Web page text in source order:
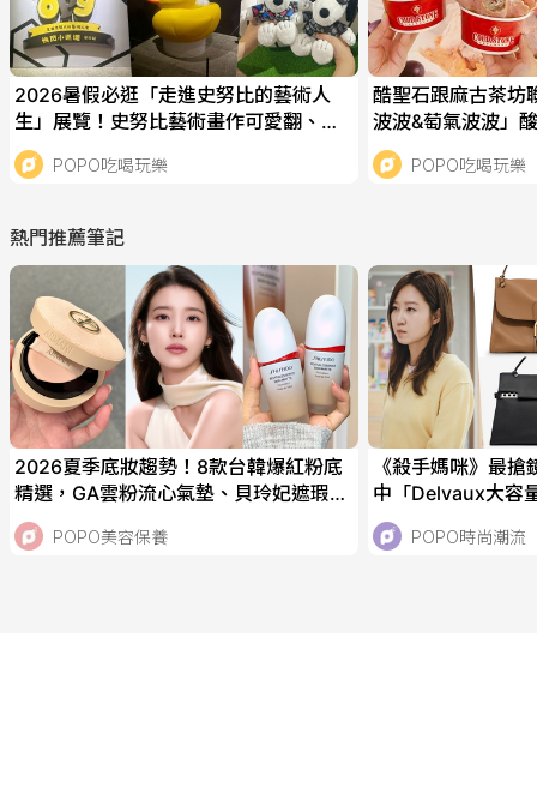
2026暑假必逛「走進史努比的藝術人
生」展覽！史努比藝術畫作可愛翻、還
有「飛耳史努比」限定周邊要買！
POPO吃喝玩樂
酷聖石跟麻古茶坊
波波&萄氣波波」
全新「三球甜筒」
POPO吃喝玩樂
熱門推薦筆記
2026夏季底妝趨勢！8款台韓爆紅粉底
精選，GA雲粉流心氣墊、貝玲妃遮瑕精
華棒、資生堂霧光粉底，IU、太妍私下
偷偷愛用！
POPO美容保養
《殺手媽咪》最
中「Delvaux大容
私下也是品牌鐵粉
POPO時尚潮流